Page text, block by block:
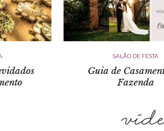
SALÃO DE FESTA
Guia de
Fazenda